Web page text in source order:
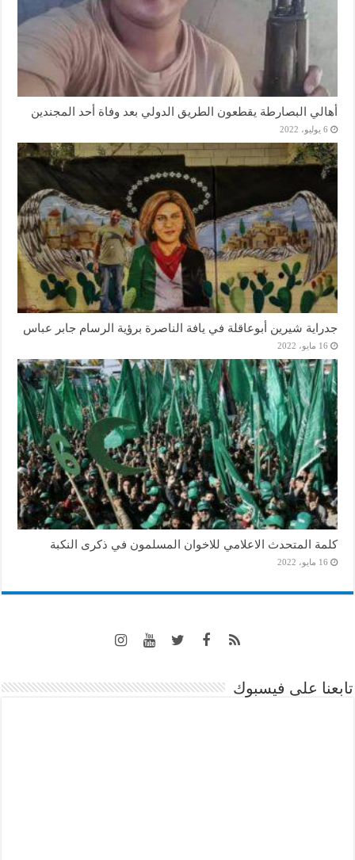
أهالي البصارطة يقطعون الطريق الدولي بعد وفاة أحد المجندين
6 يوليو، 2022
جدراية شيرين أبوعاقلة في يافة الناصرة برؤية الرسام جابر عباس
16 مايو، 2022
كلمة المتحدث الاعلامي للاخوان المسلمون في ذكرى النكبة
16 مايو، 2022
تابعنا على فيسبوك